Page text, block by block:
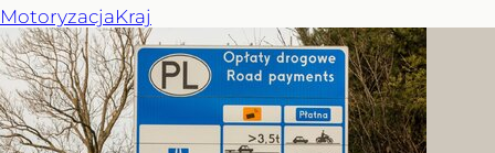
MotoryzacjaKraj